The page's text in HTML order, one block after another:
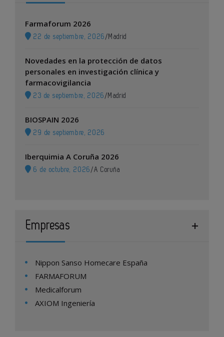
Farmaforum 2026
22 de septiembre, 2026 / Madrid
Novedades en la protección de datos
personales en investigación clínica y
farmacovigilancia
23 de septiembre, 2026 / Madrid
BIOSPAIN 2026
29 de septiembre, 2026
Iberquimia A Coruña 2026
6 de octubre, 2026 /A Coruña
Empresas
Nippon Sanso Homecare España
FARMAFORUM
Medicalforum
AXIOM Ingeniería